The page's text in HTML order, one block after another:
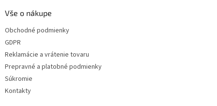
Vše o nákupe
Obchodné podmienky
GDPR
Reklamácie a vrátenie tovaru
Prepravné a platobné podmienky
Súkromie
Kontakty